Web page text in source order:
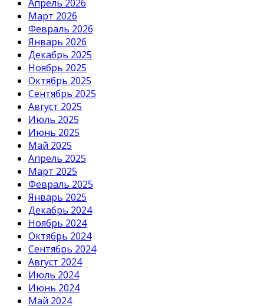
Апрель 2026
Март 2026
Февраль 2026
Январь 2026
Декабрь 2025
Ноябрь 2025
Октябрь 2025
Сентябрь 2025
Август 2025
Июль 2025
Июнь 2025
Май 2025
Апрель 2025
Март 2025
Февраль 2025
Январь 2025
Декабрь 2024
Ноябрь 2024
Октябрь 2024
Сентябрь 2024
Август 2024
Июль 2024
Июнь 2024
Май 2024